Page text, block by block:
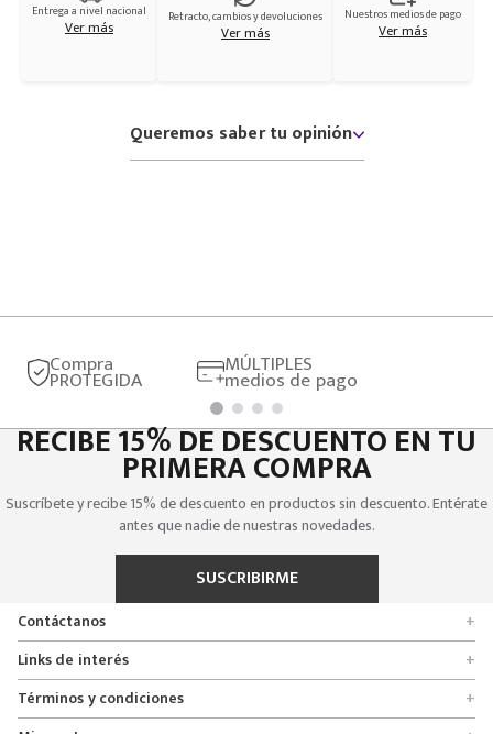
Entrega a nivel nacional
Ver más Retracto, cambios y devoluciones
Ver más
Nuestros medios de pago
Ver más
Queremos saber tu opinión
Compra
PROTEGIDA
MÚLTIPLES
medios de pago
RECIBE 15% DE DESCUENTO EN TU
PRIMERA COMPRA
Suscríbete y recibe 15% de descuento en productos sin descuento. Entérate
antes que nadie de nuestras novedades.
SUSCRIBIRME
Contáctanos
+
Encuentra tu tienda
Formulario de solicitudes
Servicio al cliente
Links de interés +
Quienes somos
Políticas de entrega, cambio y devolución
Términos y condiciones +
Promociones